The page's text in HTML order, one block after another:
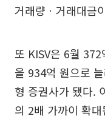
거래량ㆍ거래대금
또 KISV은 6월
을 934억 원으로
형 증권사가 됐다.
의 2배 가까이 확